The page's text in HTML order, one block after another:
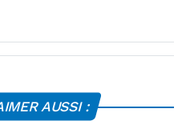
AUSSI :